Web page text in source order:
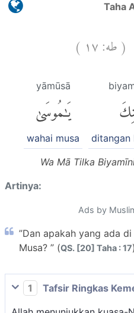
Taha
(طه:١٧ )
ditangan
yāmūsā
يَٰمُوسَىٰ
wahai musa
Wa Mā Tilka
Artinya:
Ads by
”Dan apakah yang ada
Musa? ” (QS. [20] Taha : 17)
1
Tafsir Ringkas